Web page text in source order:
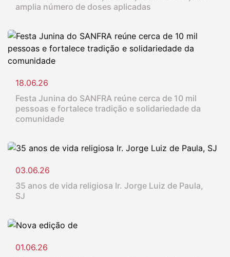
amplia número de doses aplicadas
18.06.26
Festa Junina do SANFRA reúne cerca de 10 mil
pessoas e fortalece tradição e solidariedade da
comunidade
03.06.26
35 anos de vida religiosa Ir. Jorge Luiz de Paula,
SJ
01.06.26